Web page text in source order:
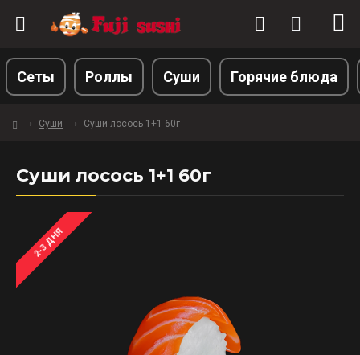
Сеты Роллы Суши Горячие блюда
Суши Суши лосось 1+1 60г
Суши лосось 1+1 60г
2-3 ДНЯ